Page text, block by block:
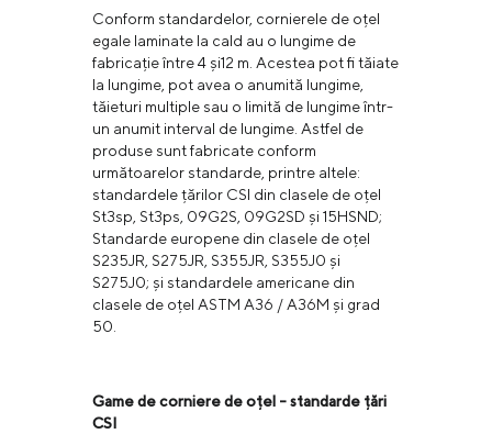
Conform standardelor, cornierele de oțel
egale laminate la cald au o lungime de
fabricație între 4 și12 m. Acestea pot fi tăiate
la lungime, pot avea o anumită lungime,
tăieturi multiple sau o limită de lungime într-
un anumit interval de lungime. Astfel de
produse sunt fabricate conform
următoarelor standarde, printre altele:
standardele țărilor CSI din clasele de oțel
St3sp, St3ps, 09G2S, 09G2SD și 15HSND;
Standarde europene din clasele de oțel
S235JR, S275JR, S355JR, S355J0 și
S275J0; și standardele americane din
clasele de oțel ASTM A36 / A36M și grad
50.
Game de corniere de oțel - standarde țări
CSI